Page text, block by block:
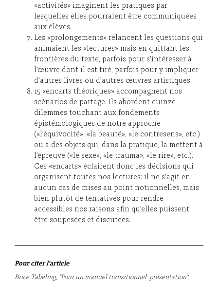
«activités» imaginent les pratiques par
lesquelles elles pourraient être communiquées
aux élèves.
Les «prolongements» relancent les questions qui
animaient les «lectures» mais en quittant les
frontières du texte, parfois pour s’intéresser à
l’œuvre dont il est tiré, parfois pour y impliquer
d’autres livres ou d’autres œuvres artistiques.
15 «encarts théoriques» accompagnent nos
scénarios de partage. Ils abordent quinze
dilemmes touchant aux fondements
épistémologiques de notre approche
(«l’équivocité», «la beauté», «le contresens», etc.)
ou à des objets qui, dans la pratique, la mettent à
l’épreuve («le sexe», «le trauma», «le rire», etc.).
Ces «encarts» éclairent donc les décisions qui
organisent toutes nos lectures: il ne s’agit en
aucun cas de mises au point notionnelles, mais
bien plutôt de tentatives pour rendre
accessibles nos raisons afin qu’elles puissent
être soupesées et discutées.
Pour citer l'article
Brice Tabeling, "Pour un manuel transitionnel: présentation",